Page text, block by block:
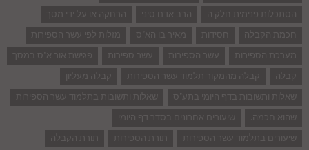
הסתכלות פנימית חלק ה
הרב אדם סיני
הרחקה או על ידי מסך
חכמת הקבלה
חסידות מאיר בו הא"ס
מזלות לפי עשר הספירות
מערכת הספירות
עשר הספירות עשר ספירות
פגישת אור א"ס במסך
קבלה
קבלה מהמקור תלמוד עשר הספירות
קבלה מעליון
שאלות ותשובות בדף היומי בתע"ס
שאלות ותשובות בתלמוד עשר הספירות
שהוא חכמה.
שיעורים אחרונים בסדר דף היומי
שיעורים בתלמוד עשר הספירות
תורת הספירות
תורת הקבלה